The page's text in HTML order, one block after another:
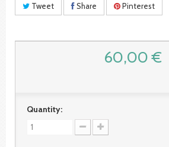
Tweet Share Pinterest
60,00 €
Quantity: